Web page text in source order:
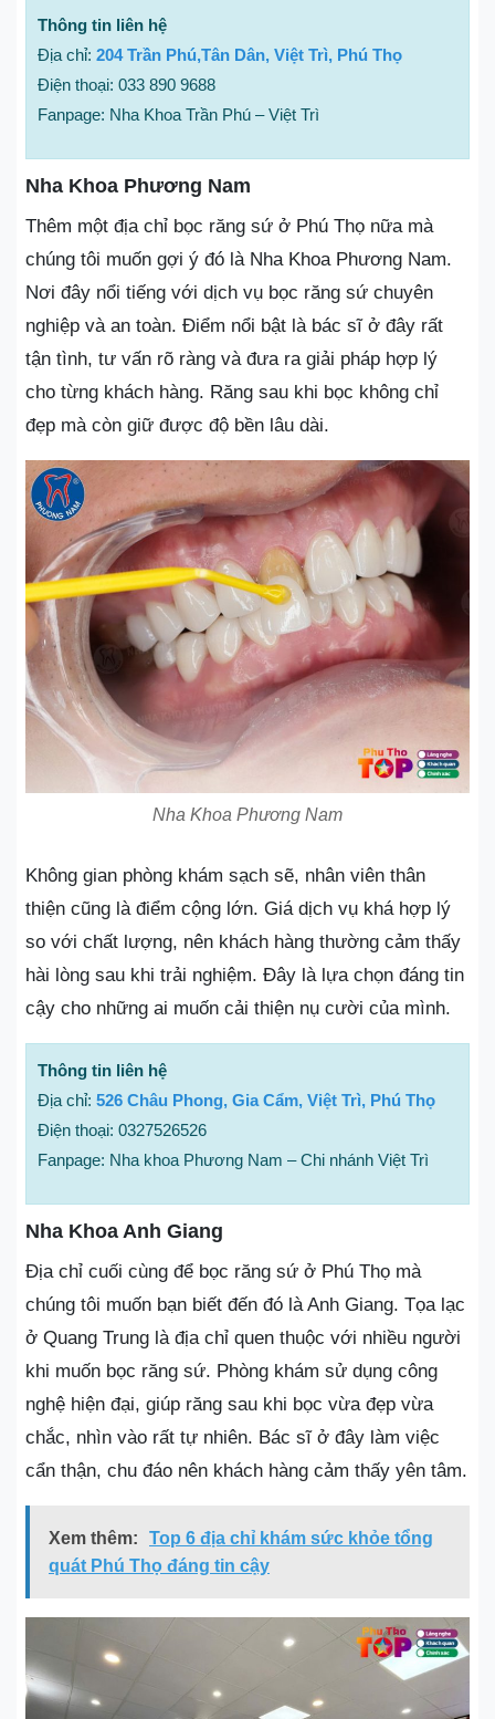
Thông tin liên hệ
Địa chỉ: 204 Trần Phú,Tân Dân, Việt Trì, Phú Thọ
Điện thoại: 033 890 9688
Fanpage: Nha Khoa Trần Phú – Việt Trì
Nha Khoa Phương Nam
Thêm một địa chỉ bọc răng sứ ở Phú Thọ nữa mà
chúng tôi muốn gợi ý đó là Nha Khoa Phương Nam.
Nơi đây nổi tiếng với dịch vụ bọc răng sứ chuyên
nghiệp và an toàn. Điểm nổi bật là bác sĩ ở đây rất
tận tình, tư vấn rõ ràng và đưa ra giải pháp hợp lý
cho từng khách hàng. Răng sau khi bọc không chỉ
đẹp mà còn giữ được độ bền lâu dài.
Nha Khoa Phương Nam
Không gian phòng khám sạch sẽ, nhân viên thân
thiện cũng là điểm cộng lớn. Giá dịch vụ khá hợp lý
so với chất lượng, nên khách hàng thường cảm thấy
hài lòng sau khi trải nghiệm. Đây là lựa chọn đáng tin
cậy cho những ai muốn cải thiện nụ cười của mình.
Thông tin liên hệ
Địa chỉ: 526 Châu Phong, Gia Cẩm, Việt Trì, Phú Thọ
Điện thoại: 0327526526
Fanpage: Nha khoa Phương Nam – Chi nhánh Việt Trì
Nha Khoa Anh Giang
Địa chỉ cuối cùng để bọc răng sứ ở Phú Thọ mà
chúng tôi muốn bạn biết đến đó là Anh Giang. Tọa lạc
ở Quang Trung là địa chỉ quen thuộc với nhiều người
khi muốn bọc răng sứ. Phòng khám sử dụng công
nghệ hiện đại, giúp răng sau khi bọc vừa đẹp vừa
chắc, nhìn vào rất tự nhiên. Bác sĩ ở đây làm việc
cẩn thận, chu đáo nên khách hàng cảm thấy yên tâm.
Xem thêm:
Top 6 địa chỉ khám sức khỏe tổng
quát Phú Thọ đáng tin cậy